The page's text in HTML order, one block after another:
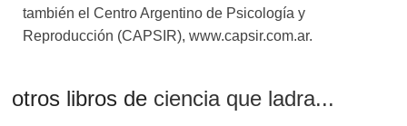
también el Centro Argentino de Psicología y
Reproducción (CAPSIR), www.capsir.com.ar.
otros libros de ciencia que ladra...